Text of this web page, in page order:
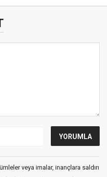
veya imalar, inançlara saldırı